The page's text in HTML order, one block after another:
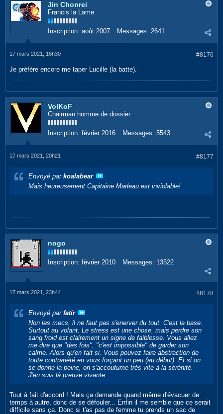
Jin Chonrei
Francis la Lame
Inscription: août 2007 Messages: 2641
#8176
17 mars 2021, 16h30
Je préfère encore me taper Lucille (la batte).
VolKoF
Chairman homme de dossier
Inscription: février 2016 Messages: 5543
#8177
17 mars 2021, 20h21
Envoyé par koalabear
Mais heureusement Capitaine Marleau est inviolable!
nogo
Inscription: février 2010 Messages: 13522
#8178
17 mars 2021, 23h44
Envoyé par fatir
Non les mecs, il ne faut pas s'enerver du tout. C'est la base.
Surtout au volant. Le stress est une chose, mais perdre son
sang froid est clairement un signe de faiblesse. Vous allez
me dire que "des fois", "c'est impossible" de garder son
calme. Alors qu'en fait si. Vous pouvez faire abstraction de
toute contrariété en vous forçant un peu (au début). Et si on
se donne la peine, on s'accoutume très vite à la sérénité.
J'en suis là preuve vivante.
Tout à fait d'accord ! Mais ça demande quand même d'évacuer de
temps à autre, donc de se défouler... Enfin il me semble que ce serait
difficile sans ça. Donc si t'as pas de femme tu prends un sac de